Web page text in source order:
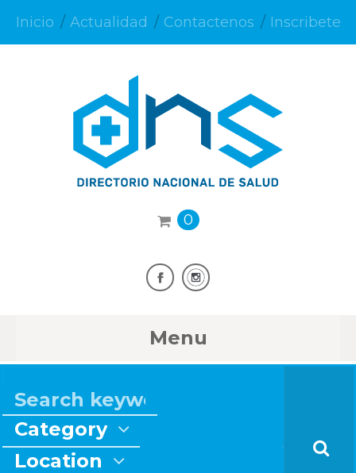
Inicio Actualidad Contactenos Inscribete
0
Menu
Category
Location